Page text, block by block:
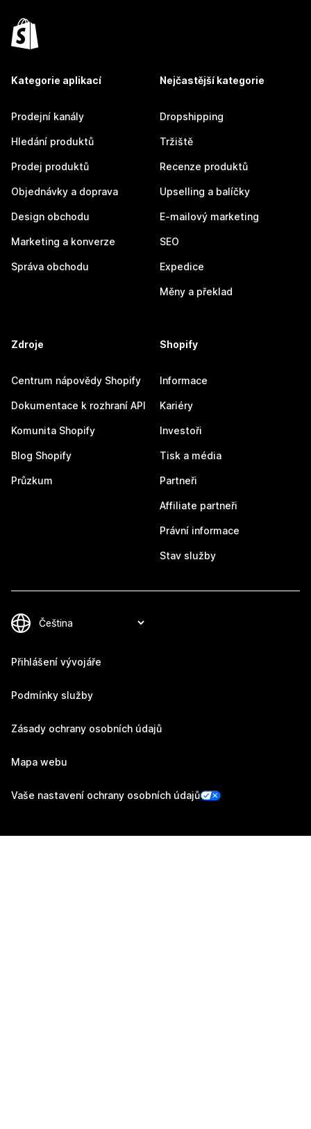
Kategorie aplikací
Prodejní kanály
Hledání produktů
Prodej produktů
Objednávky a doprava
Design obchodu
Marketing a konverze
Správa obchodu
Nejčastější kategorie
Dropshipping
Tržiště
Recenze produktů
Upselling a balíčky
E-mailový marketing
SEO
Expedice
Měny a překlad
Zdroje
Centrum nápovědy Shopify
Dokumentace k rozhraní API
Komunita Shopify
Blog Shopify
Průzkum
Shopify
Informace
Kariéry
Investoři
Tisk a média
Partneři
Affiliate partneři
Právní informace
Stav služby
Přihlášení vývojáře
Podmínky služby
Zásady ochrany osobních údajů
Mapa webu
Vaše nastavení ochrany osobních údajů